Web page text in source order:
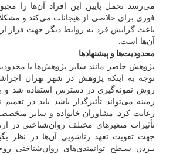
می‌رسد تحمل پایین این افراد آن‌ها را
فوری برای خلاصی از هیجانات می‌کند و
باعث گرایش فرد به روابط دیگر جهت فرار
آن‌ها است.
محدودیت‌ها و پیشنهادها
پژوهش حاضر مانند سایر پژوهش‌ها با
توجه به اینکه پژوهش در شهر تهران
روش نمونه‌گیری در دسترس استفاده شد و
زمینه می‌تواند تأثیرگذار باشد باید در
رعایت کرد. مشاوران خانواده و سایر
تأثیرات متغیرهای مختلف روان‌شناختی در
جهت تقویت تعهد زناشویی آن‌ها در نظر
بـردن سـطح توانمندی‌های روان‌شناختی